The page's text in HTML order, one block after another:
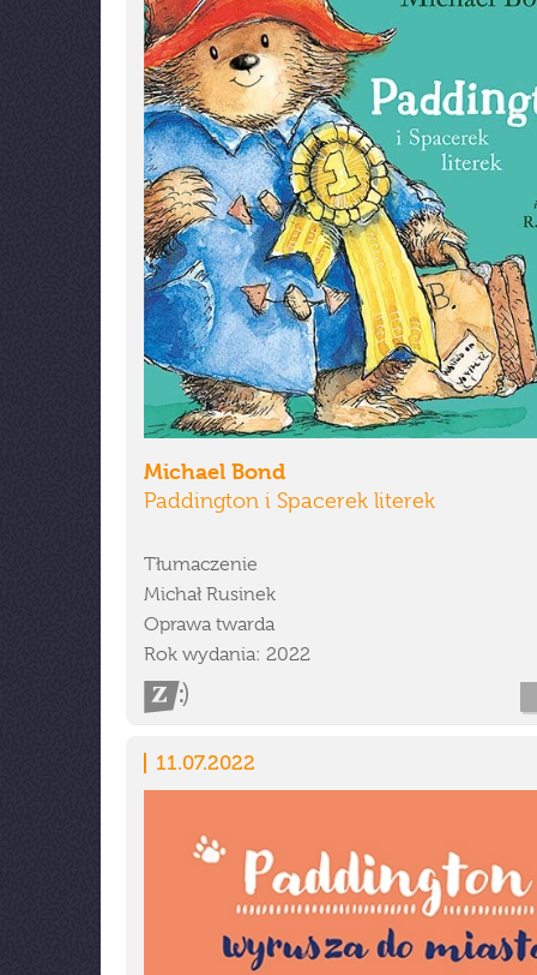
Michael Bond
Paddington i Spacerek literek
Tłumaczenie
Michał Rusinek
Oprawa twarda
Rok wydania: 2022
11.07.2022